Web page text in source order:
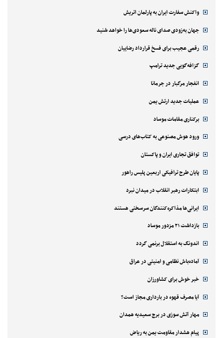
واکنش سفارت ایران به پارلمان اتریش
جهان به‌زودی صدای ناله سعودی‌ها را خواهد شنید
رقمی عجیب برای فسخ قرارداد رضاییان
گزافه‌گویی جدید ترامپ
انفجار مرگبار در جرمانا
عملیات جدید ارتش یمن
برکناری مقامات موساد
ورود هوش مصنوعی به کتاب‌های درسی
توافق تجاری ایران و پاکستان
پایان طرح ترافیکی اربعین پلیس راهور
ابتکارات رهبر انقلاب در میدان نبرد
ایرانی‌ها مذاکره‌کنندگان سرسختی هستند
بازداشت ۲۱ مزدور موساد
اندونگ به استقلال برنمی گردد
آماده‌باش نظامی و امنیتی در عراق
خبر خوش برای کشاورزان
آیا مصرف قهوه در بارداری مجاز است؟
مهار آتش سوزی در برج سعیدیه همدان
پیام هشدار مقاومت یمن به ریاض